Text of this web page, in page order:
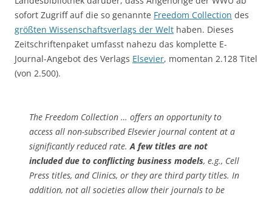
sofort Zugriff auf die so genannte Freedom Collection des
größten Wissenschaftsverlags der Welt haben. Dieses
Zeitschriftenpaket umfasst nahezu das komplette E-
Journal-Angebot des Verlags Elsevier, momentan 2.128 Titel
(von 2.500).
The Freedom Collection … offers an opportunity to
access all non-subscribed Elsevier journal content at a
significantly reduced rate.A few titles are not
included due to conflicting business models, e.g., Cell
Press titles, and Clinics, or they are third party titles. In
addition, not all societies allow their journals to be